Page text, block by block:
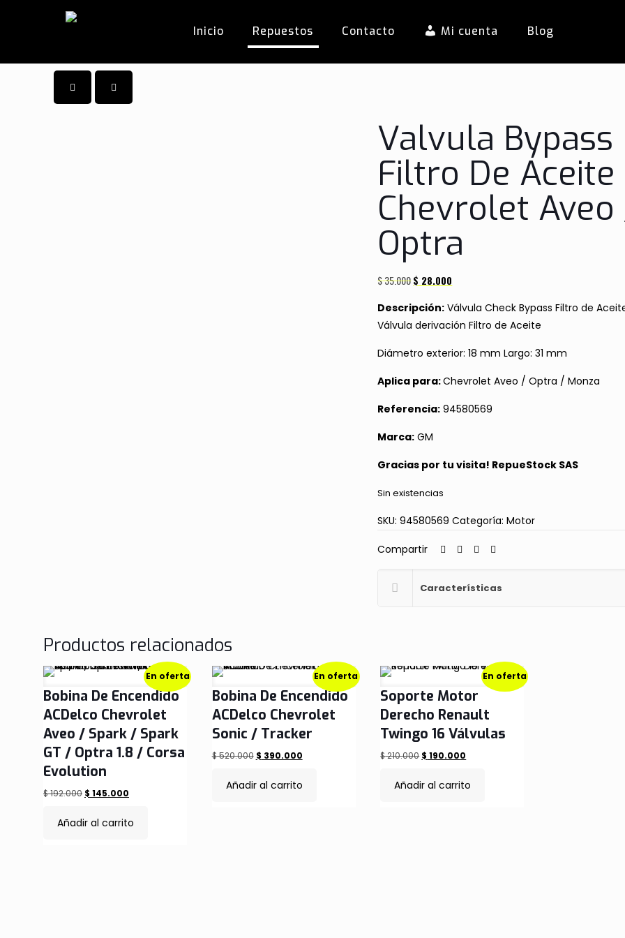
Inicio Repuestos Contacto Mi cuenta Blog
Valvula Bypass
Filtro De Aceite
Chevrolet
Optra
$35.000El
original
era:
$ 35.000.
$ 28.000
actual
es:
$ 28.000.
Descripción: Válvula Check Bypass Filtro de
Válvula derivación Filtro de Aceite
Diámetro exterior: 18 mm Largo: 31 mm
Aplica para:Chevrolet Aveo / Optra / Monza
Referencia: 94580569
Marca: GM
Gracias por tu visita! RepueStock SAS
Sin existencias
SKU:94580569 Categoría:Motor
Compartir
Características
Productos relacionados
En oferta
Bobina De Encendido
ACDelco Chevrolet
Aveo / Spark / Spark
GT / Optra 1.8 / Corsa
Evolution
$192.000 El
original
$ 145.000
actual
Añadir al carrito
En oferta
Bobina De Encendido
ACDelco Chevrolet
Sonic / Tracker
$520.000 El
original
$ 390.000El
actual
Añadir al carrito
En oferta
Soporte Motor
Derecho Renault
Twingo 16 Válvulas
$210.000 El
original
$ 190.000
actual
Añadir al carrito